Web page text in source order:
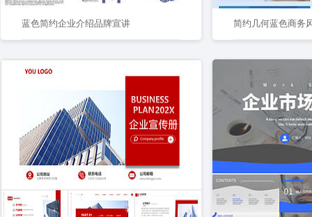
蓝色简约企业介绍品牌宣讲